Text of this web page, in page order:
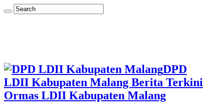
DPD
LDII Kabupaten Malang Berita Terkini
Ormas LDII Kabupaten Malang